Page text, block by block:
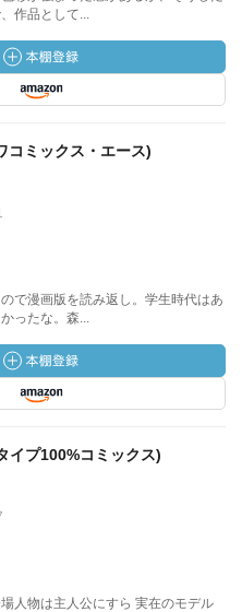
作品として...
コミックス・エース)
で漫画版を読み返し。学生時代はあ
ったな。森...
イプ100%コミックス)
人物は主人公にすら 実在のモデル